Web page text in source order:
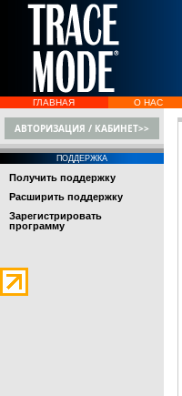
ГЛАВНАЯ О НАС
АВТОРИЗАЦИЯ / КАБИНЕТ>>
ПОДДЕРЖКА
Получить поддержку
Расширить поддержку
Зарегистрировать
программу